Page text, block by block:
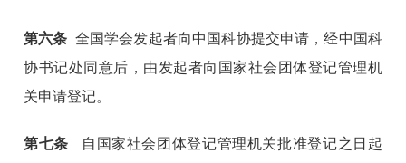
第六条 全国学会发起者向中国科协提交申请，经中国科
协书记处同意后，由发起者向国家社会团体登记管理机
关申请登记。
第七条
自国家社会团体登记管理机关批准登记之日起